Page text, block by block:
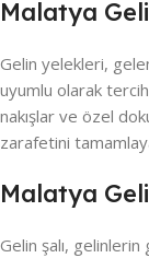
Malatya
Gelin yelekleri,
uyumlu olarak
nakışlar ve özel
zarafetini
Malatya
Gelin şalı,